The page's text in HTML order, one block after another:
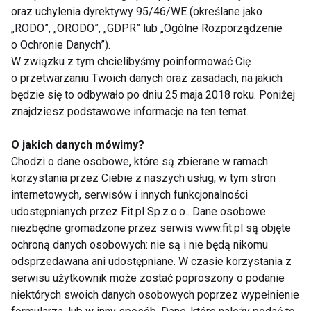
powinien być prowadzony w tempie umiarkowanym,
zawierać statyczne ćwiczenia wzmacniające, w tym
ćwiczenia wzmacniające rdzeń ciała, mięśnie dna
miednicy i ich synergistów. Aktywność po porodzie
to również trening prawidłowej postawy,
zapobiegający wadom i dolegliwościom bólowym
kręgosłupa
Kobieta karmiąca powinna nakarmićdzieckoprzed
treningiem, ponieważ do 1,5 godziny po wysiłku
może utrzymywać się stężenie kwasu mlekowego w
mleku i może ono dziecku nie smakować. Nie
powinna też podejmować się wykonywania
treningów fizycznych o dużej intensywności,
ponieważ może stracić pokarm. Odradza się też
oraz uchylenia dyrektywy 95/46/WE (określane jako
„RODO”, „ORODO”, „GDPR” lub „Ogólne Rozporządzenie
o Ochronie Danych”).
W związku z tym chcielibyśmy poinformować Cię
o przetwarzaniu Twoich danych oraz zasadach, na jakich
będzie się to odbywało po dniu 25 maja 2018 roku. Poniżej
znajdziesz podstawowe informacje na ten temat.
O jakich danych mówimy?
Chodzi o dane osobowe, które są zbierane w ramach
korzystania przez Ciebie z naszych usług, w tym stron
internetowych, serwisów i innych funkcjonalności
udostępnianych przez Fit.pl Sp.z.o.o.. Dane osobowe
niezbędne gromadzone przez serwis www.fit.pl są objęte
ochroną danych osobowych: nie są i nie będą nikomu
odsprzedawana ani udostępniane. W czasie korzystania z
serwisu użytkownik może zostać poproszony o podanie
niektórych swoich danych osobowych poprzez wypełnienie